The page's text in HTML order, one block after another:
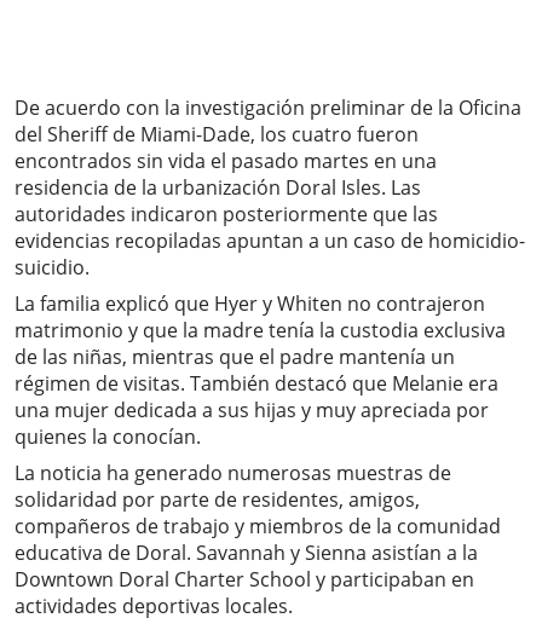
De acuerdo con la investigación preliminar de la Oficina
del Sheriff de Miami-Dade, los cuatro fueron
encontrados sin vida el pasado martes en una
residencia de la urbanización Doral Isles. Las
autoridades indicaron posteriormente que las
evidencias recopiladas apuntan a un caso de homicidio-
suicidio.
La familia explicó que Hyer y Whiten no contrajeron
matrimonio y que la madre tenía la custodia exclusiva
de las niñas, mientras que el padre mantenía un
régimen de visitas. También destacó que Melanie era
una mujer dedicada a sus hijas y muy apreciada por
quienes la conocían.
La noticia ha generado numerosas muestras de
solidaridad por parte de residentes, amigos,
compañeros de trabajo y miembros de la comunidad
educativa de Doral. Savannah y Sienna asistían a la
Downtown Doral Charter School y participaban en
actividades deportivas locales.